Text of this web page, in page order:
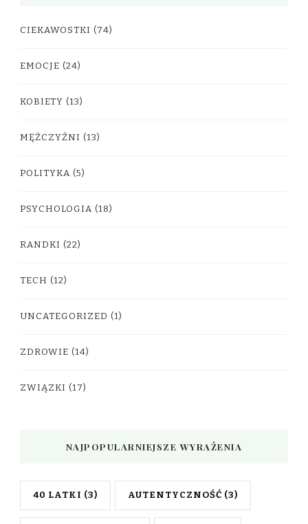
CIEKAWOSTKI (74)
EMOCJE (24)
KOBIETY (13)
MĘŻCZYŹNI (13)
POLITYKA (5)
PSYCHOLOGIA (18)
RANDKI (22)
TECH (12)
UNCATEGORIZED (1)
ZDROWIE (14)
ZWIĄZKI (17)
NAJPOPULARNIEJSZE WYRAŻENIA
40 LATKI (3) AUTENTYCZNOŚĆ (3)